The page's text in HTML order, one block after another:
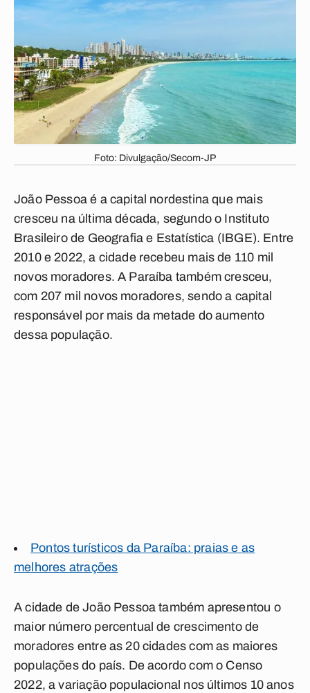
Foto: Divulgação/Secom-JP
João Pessoa é a capital nordestina que mais
cresceu na última década, segundo o Instituto
Brasileiro de Geografia e Estatística (IBGE). Entre
2010 e 2022, a cidade recebeu mais de 110 mil
novos moradores. A Paraíba também cresceu,
com 207 mil novos moradores, sendo a capital
responsável por mais da metade do aumento
dessa população.
Pontos turísticos da Paraíba: praias e as
melhores atrações
A cidade de João Pessoa também apresentou o
maior número percentual de crescimento de
moradores entre as 20 cidades com as maiores
populações do país. De acordo com o Censo
2022, a variação populacional nos últimos 10 anos